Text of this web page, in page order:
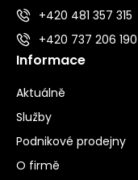
+420 481 357 315
+420 737 206 190
Informace
Aktuálně
Služby
Podnikové prodejny
O firmě